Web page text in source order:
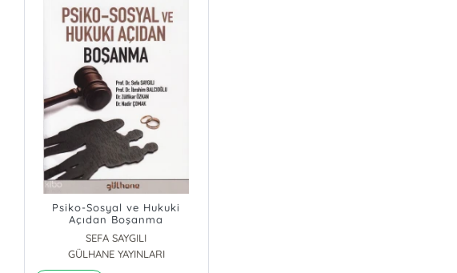
Psiko-Sosyal ve Hukuki
Açıdan Boşanma
SEFA SAYGILI
İbrahim Balcıoğlu
ZÜLFİKAR ÖZKAN
GÜLHANE YAYINLARI